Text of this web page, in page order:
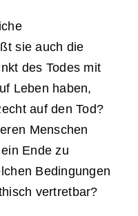
sie auch die
des Todes mit
Leben haben,
auf den Tod?
Menschen
Ende zu
Bedingungen
vertretbar?